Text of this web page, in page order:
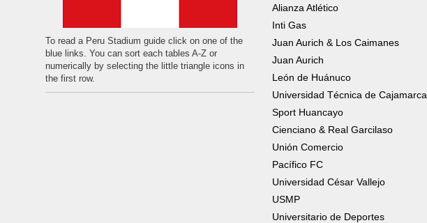
To read a Peru Stadium guide click on one of the
blue links. You can sort each tables A-Z or
numerically by selecting the little triangle icons in
the first row.
Alianza Atlético
Inti Gas
Juan Aurich & Los Caimanes
Juan Aurich
León de Huánuco
Universidad Técnica de Cajamarca
Sport Huancayo
Cienciano & Real Garcilaso
Unión Comercio
Pacífico FC
Universidad César Vallejo
USMP
Universitario de Deportes